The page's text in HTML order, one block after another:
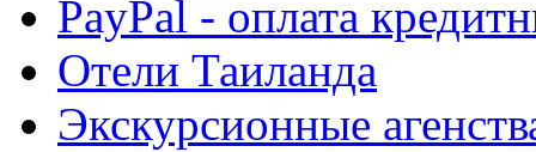
PayPal - оплата
Отели Таиланда
Экскурсионные